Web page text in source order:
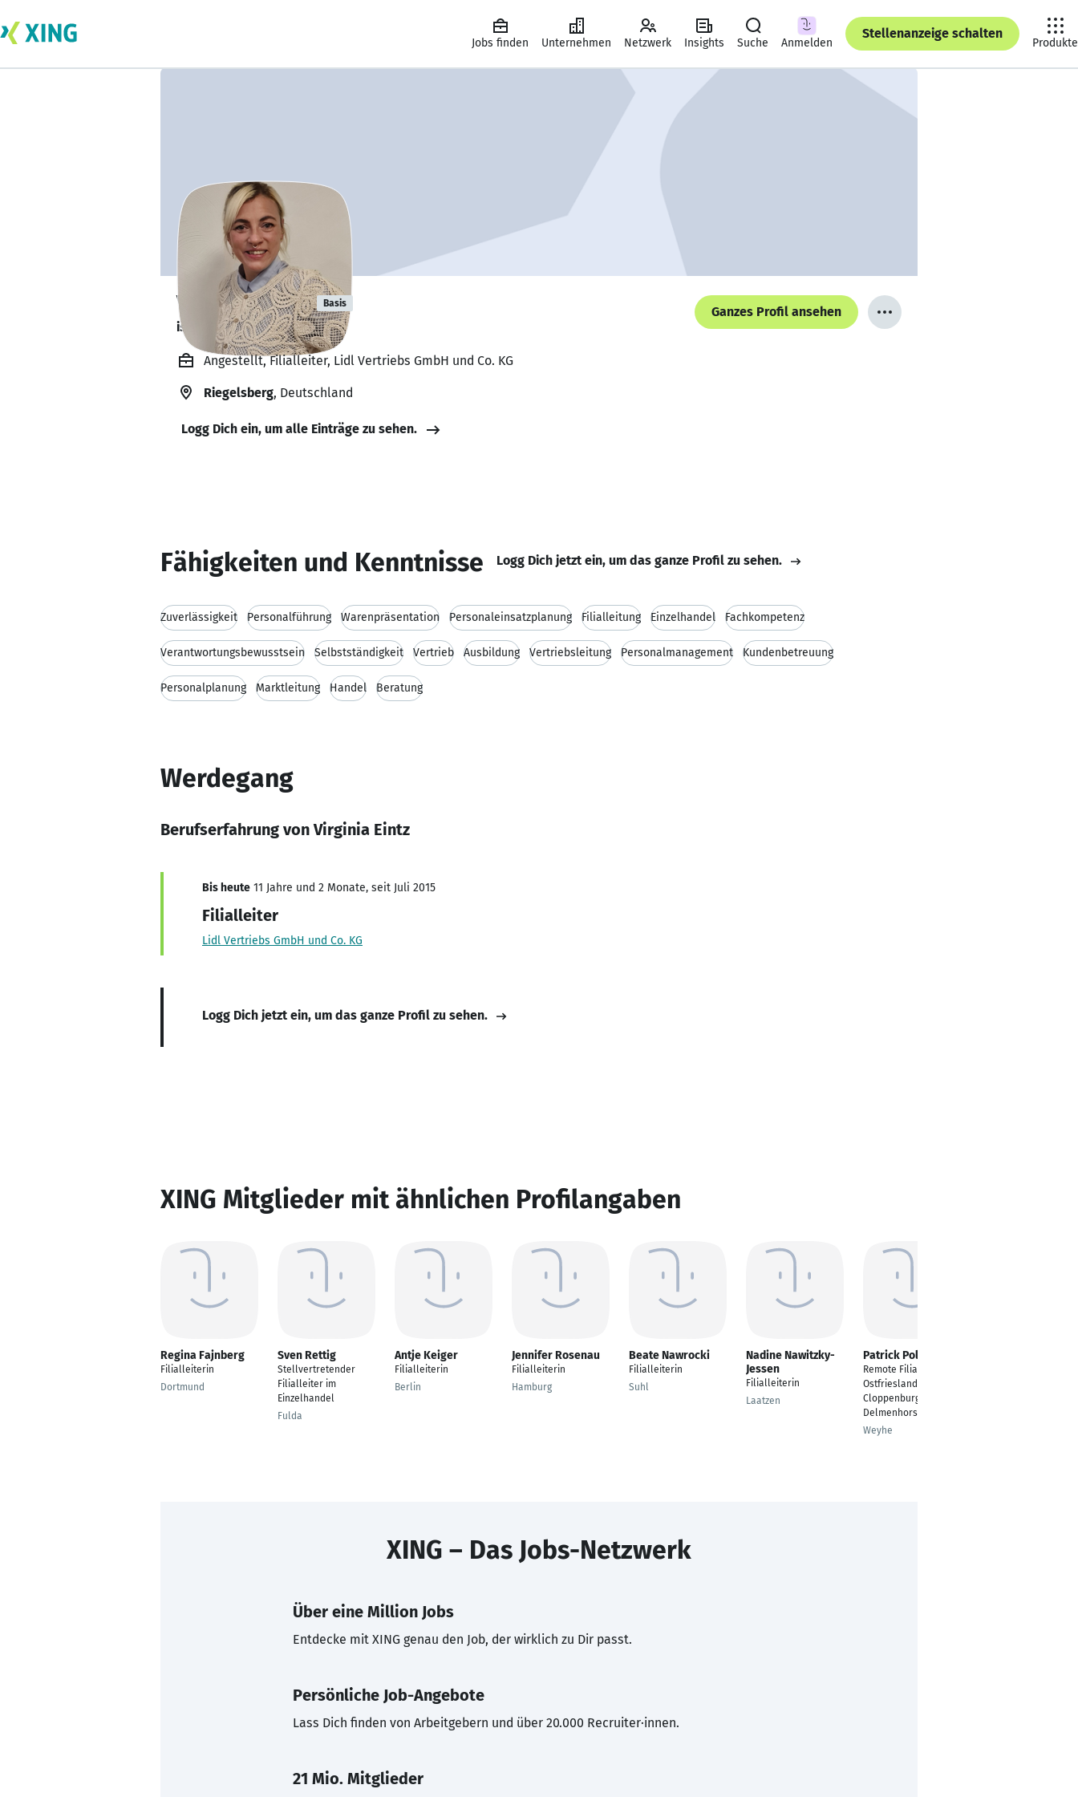
Jobs finden Unternehmen Netzwerk Insights Suche Anmelden
Stellenanzeige schalten
Produkte
Virginia Eintz Basis
ist offen für Projekte. 🔎
Ganzes Profil ansehen
Angestellt, Filialleiter, Lidl Vertriebs GmbH und Co. KG
Riegelsberg, Deutschland
Logg Dich ein, um alle Einträge zu sehen.
Fähigkeiten und Kenntnisse Logg Dich jetzt ein, um das ganze Profil zu sehen.
Zuverlässigkeit Personalführung Warenpräsentation Personaleinsatzplanung Filialleitung Einzelhandel Fachkompetenz
Verantwortungsbewusstsein Selbstständigkeit Vertrieb Ausbildung Vertriebsleitung Personalmanagement Kundenbetreuung
Personalplanung Marktleitung Handel Beratung
Werdegang
Berufserfahrung von Virginia Eintz
Bis heute 11 Jahre und 2 Monate, seit Juli 2015
Filialleiter
Lidl Vertriebs GmbH und Co. KG
Logg Dich jetzt ein, um das ganze Profil zu sehen.
XING Mitglieder mit ähnlichen Profilangaben
Regina Fajnberg
Filialleiterin
Dortmund
Sven Rettig
Stellvertretender
Filialleiter im
Einzelhandel
Fulda
Antje Keiger
Filialleiterin
Berlin
Jennifer Rosenau
Filialleiterin
Hamburg
Beate Nawrocki
Filialleiterin
Suhl
Nadine Nawitzky-
Jessen
Filialleiterin
Laatzen
Patrick Polenz
Remote Filialleiter
Ostfriesland
Cloppenburg und
Delmenhorst
Weyhe
XING – Das Jobs-Netzwerk
Über eine Million Jobs
Entdecke mit XING genau den Job, der wirklich zu Dir passt.
Persönliche Job-Angebote
Lass Dich finden von Arbeitgebern und über 20.000 Recruiter·innen.
21 Mio. Mitglieder